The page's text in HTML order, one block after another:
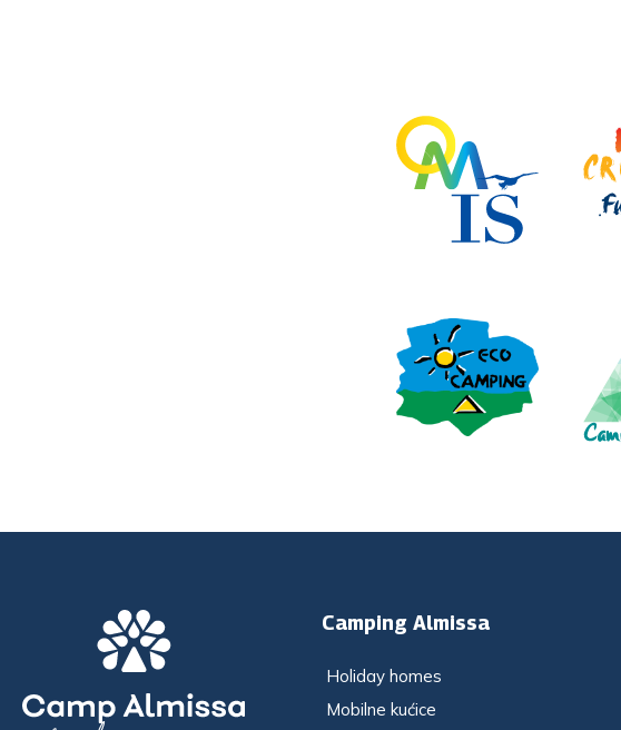
Camping Almissa
Holiday homes
Mobilne kućice